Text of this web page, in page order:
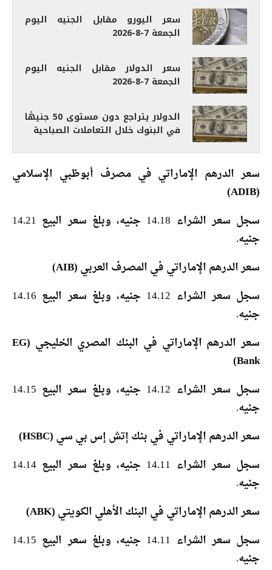
سعر اليورو مقابل الجنيه اليوم
الجمعة 7-8-2026
سعر الدولار مقابل الجنيه اليوم
الجمعة 7-8-2026
الدولار يتراجع دون مستوى 50 جنيهًا
في البنوك خلال التعاملات الصباحية
سعر الدرهم الإماراتي في مصرف أبوظبي الإسلامي
(ADIB)
سجل سعر الشراء 14.18 جنيه، وبلغ سعر البيع 14.21
جنيه.
سعر الدرهم الإماراتي في المصرف العربي (AIB)
سجل سعر الشراء 14.12 جنيه، وبلغ سعر البيع 14.16
جنيه.
سعر الدرهم الإماراتي في البنك المصري الخليجي (EG
Bank)
سجل سعر الشراء 14.12 جنيه، وبلغ سعر البيع 14.15
جنيه.
سعر الدرهم الإماراتي في بنك إتش إس بي سي (HSBC)
سجل سعر الشراء 14.11 جنيه، وبلغ سعر البيع 14.14
جنيه.
سعر الدرهم الإماراتي في البنك الأهلي الكويتي (ABK)
سجل سعر الشراء 14.11 جنيه، وبلغ سعر البيع 14.15
جنيه.